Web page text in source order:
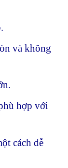
và không
hợp với
cách dễ